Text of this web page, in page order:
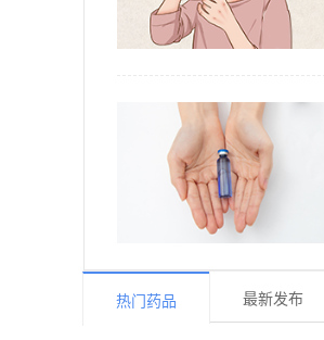
热门药品 最新发布